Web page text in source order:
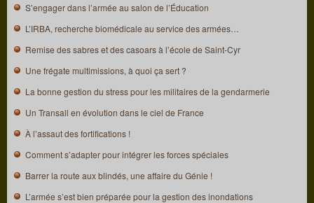
S’engager dans l’armée au salon de l’Éducation
L’IRBA, recherche biomédicale au service des armées…
Remise des sabres et des casoars à l’école de Saint-Cyr
Une frégate multimissions, à quoi ça sert ?
La bonne gestion du stress pour les militaires de la gendarmerie
Un Transall en évolution dans le ciel de France
À l’assaut des fortifications !
Comment s’adapter pour intégrer les forces spéciales
Barrer la route aux blindés, une affaire du Génie !
L’armée s’est bien préparée pour la gestion des inondations